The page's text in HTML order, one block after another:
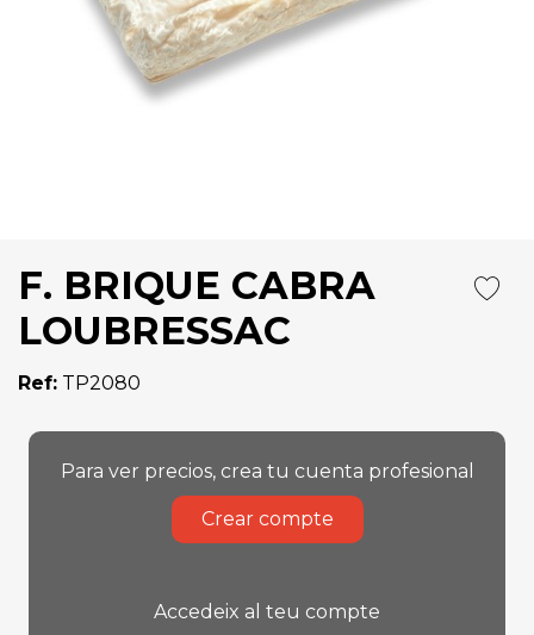
F. BRIQUE CABRA
LOUBRESSAC
Ref: TP2080
Para ver precios, crea tu cuenta profesional
Crear compte
Accedeix al teu compte